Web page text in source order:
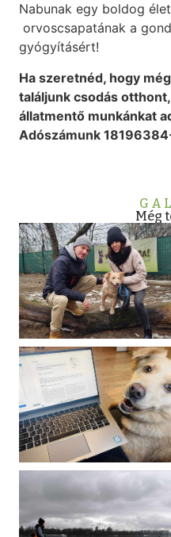
Nabunak egy boldog
orvoscsapatának a
gyógyításért!
Ha szeretnéd, hogy
találjunk csodás otthont,
állatmentő munkánkat
Adószámunk
Még